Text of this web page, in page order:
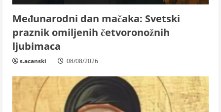
Međunarodni dan mačaka: Svetski
praznik omiljenih četvoronožnih
ljubimaca
s.acanski 08/08/2026